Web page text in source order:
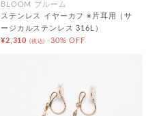
BLOOM ブルーム
ステンレス イヤーカフ ※片耳用（サ
ージカルステンレス 316L）
¥2,310 (税込) 30% OFF